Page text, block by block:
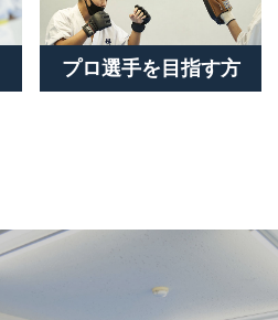
プロ選手を目指す方